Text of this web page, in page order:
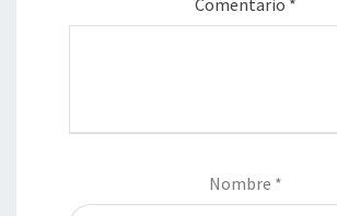
Comentario *
Nombre *